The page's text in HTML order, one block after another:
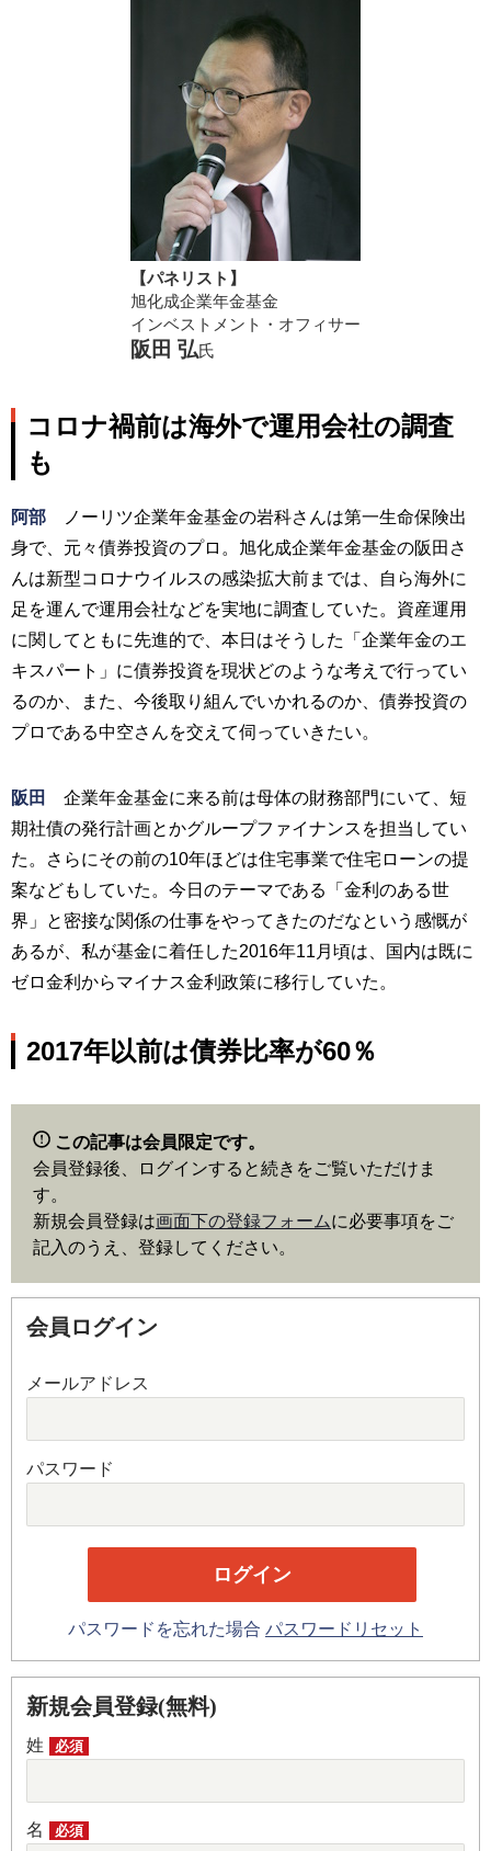
【パネリスト】
旭化成企業年金基金
インベストメント・オフィサー
阪田 弘氏
コロナ禍前は海外で運用会社の調査
も
阿部 ノーリツ企業年金基金の岩科さんは第一生命保険出
身で、元々債券投資のプロ。旭化成企業年金基金の阪田さ
んは新型コロナウイルスの感染拡大前までは、自ら海外に
足を運んで運用会社などを実地に調査していた。資産運用
に関してともに先進的で、本日はそうした「企業年金のエ
キスパート」に債券投資を現状どのような考えで行ってい
るのか、また、今後取り組んでいかれるのか、債券投資の
プロである中空さんを交えて伺っていきたい。
阪田
企業年金基金に来る前は母体の財務部門にいて、短
期社債の発行計画とかグループファイナンスを担当してい
た。さらにその前の10年ほどは住宅事業で住宅ローンの提
案などもしていた。今日のテーマである「金利のある世
界」と密接な関係の仕事をやってきたのだなという感慨が
あるが、私が基金に着任した2016年11月頃は、国内は既に
ゼロ金利からマイナス金利政策に移行していた。
2017年以前は債券比率が60％
この記事は会員限定です。
会員登録後、ログインすると続きをご覧いただけま
す。
新規会員登録は画面下の登録フォームに必要事項をご
記入のうえ、登録してください。
会員ログイン
メールアドレス
パスワード
パスワードを忘れた場合 パスワードリセット
新規会員登録(無料)
姓 必須
名 必須